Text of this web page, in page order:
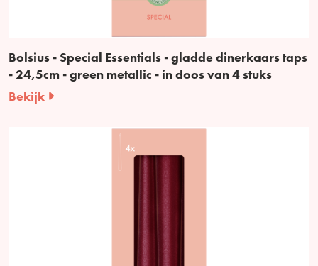
Bolsius - Special Essentials - gladde dinerkaars taps
- 24,5cm - green metallic - in doos van 4 stuks
Bekijk